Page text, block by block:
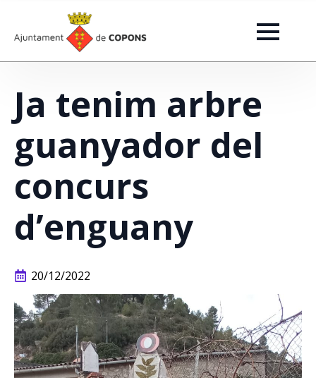
Ja tenim arbre
guanyador del
concurs
d’enguany
20/12/2022